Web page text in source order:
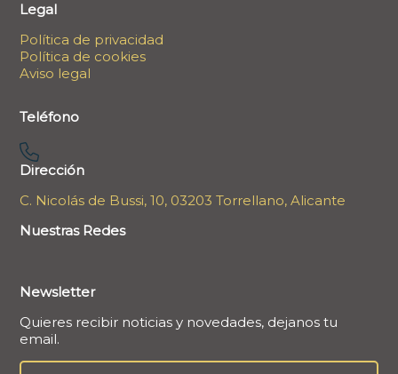
Legal
Política de privacidad
Política de cookies
Aviso legal
Teléfono
Dirección
C. Nicolás de Bussi, 10, 03203 Torrellano, Alicante
Nuestras Redes
Newsletter
Quieres recibir noticias y novedades, dejanos tu
email.